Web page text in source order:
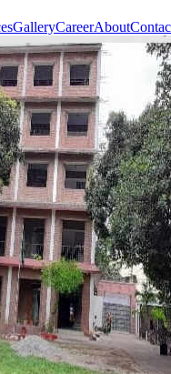
GalleryCareerAbout